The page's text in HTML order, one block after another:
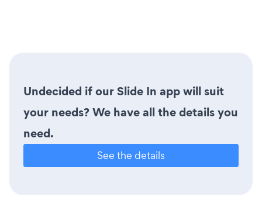
Undecided if our Slide In app will suit
your needs? We have all the details you
need.
See the details